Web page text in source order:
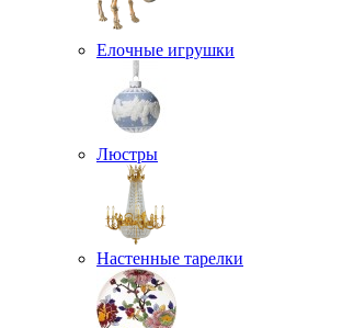
Елочные игрушки
Люстры
Настенные тарелки